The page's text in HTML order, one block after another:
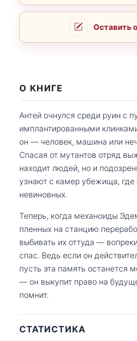
Оставить
О КНИГЕ
Антей очнулся среди руин с
имплантированными
он — человек, машина или
Спасая от мутантов отряд
находит людей, но и
узнают с камер убежища, где
невиновных.
Теперь, когда механоиды
пленных на станцию
выбивать их оттуда —
спас. Ведь если он
пусть эта память останется
— он выкупит право на
помнит.
СТАТИСТИКА